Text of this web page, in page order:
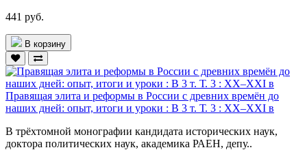
441 руб.
В корзину
Правящая элита и реформы в России с древних времён до
наших дней: опыт, итоги и уроки : В 3 т. Т. 3 : XX–XXI в
В трёхтомной монографии кандидата исторических наук,
доктора политических наук, академика РАЕН, депу..